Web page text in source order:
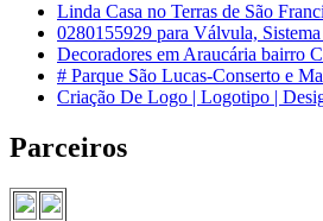
Linda Casa no Terras de São
0280155929 para Válvula,
Decoradores em Araucária bairro
# Parque São Lucas-Conserto e
Criação De Logo | Logotipo |
Parceiros